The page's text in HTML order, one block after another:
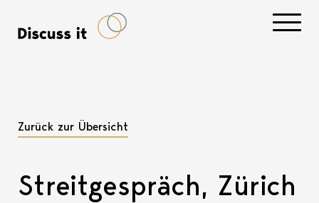
Zurück zur Übersicht
Streitgespräch, Zürich